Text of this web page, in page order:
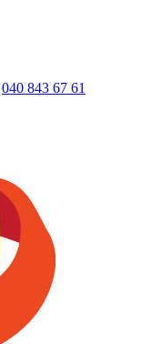
040 843 67 61